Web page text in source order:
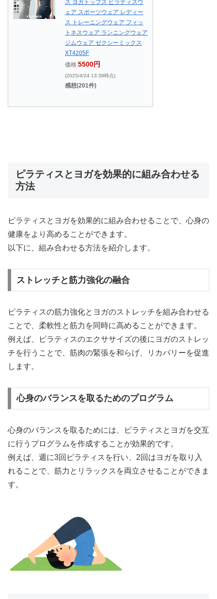
ス ヨガトップス ピラティスウ
ェア スポーツウェア レディー
ス トレーニングウェア フィッ
トネスウェア ランニングウェア
ジムウェア ゼクシーミックス
XT4205F
価格:5500円
(2025/4/24 13:39時点)
感想(201件)
ピラティスとヨガを効果的に組み合わせる
方法
ピラティスとヨガを効果的に組み合わせることで、心身の
健康をより高めることができます。
以下に、組み合わせる方法を紹介します。
ストレッチと筋力強化の融合
ピラティスの筋力強化とヨガのストレッチを組み合わせる
ことで、柔軟性と筋力を同時に高めることができます。
例えば、ピラティスのエクササイズの後にヨガのストレッ
チを行うことで、筋肉の緊張を和らげ、リカバリーを促進
します。
心身のバランスを取るためのプログラム
心身のバランスを取るためには、ピラティスとヨガを交互
に行うプログラムを作成することが効果的です。
例えば、週に3回ピラティスを行い、2回はヨガを取り入
れることで、筋力とリラックスを両立させることができま
す。